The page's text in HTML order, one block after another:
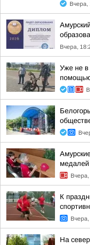
Вчера,
Вчера,
Уже не в
медалей
К
На